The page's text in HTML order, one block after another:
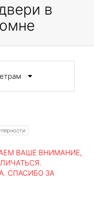
в
ВАШЕ ВНИМАНИЕ,
СПАСИБО ЗА